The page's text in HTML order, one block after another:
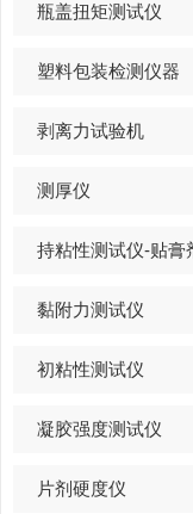
瓶盖扭矩测试仪
塑料包装检测仪器
剥离力试验机
测厚仪
持粘性测试仪-贴膏
黏附力测试仪
初粘性测试仪
凝胶强度测试仪
片剂硬度仪